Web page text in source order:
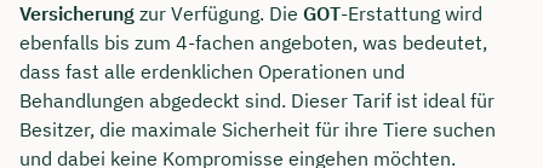
Versicherung zur Verfügung. Die GOT-Erstattung wird
ebenfalls bis zum 4-fachen angeboten, was bedeutet,
dass fast alle erdenklichen Operationen und
Behandlungen abgedeckt sind. Dieser Tarif ist ideal für
Besitzer, die maximale Sicherheit für ihre Tiere suchen
und dabei keine Kompromisse eingehen möchten.
Meeting buchen